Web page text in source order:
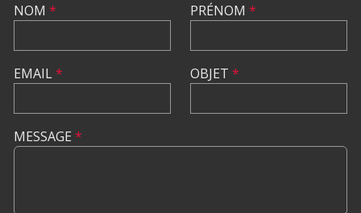
NOM *
EMAIL*
PRÉNOM *
OBJET *
MESSAGE *